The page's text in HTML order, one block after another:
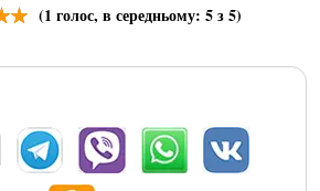
(1 голос, в середньому: 5з 5)